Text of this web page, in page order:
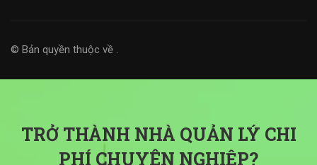
© Bản quyền thuộc về
TRỞ THÀNH NHÀ QUẢN LÝ CHI
PHÍ CHUYÊN NGHIỆP?